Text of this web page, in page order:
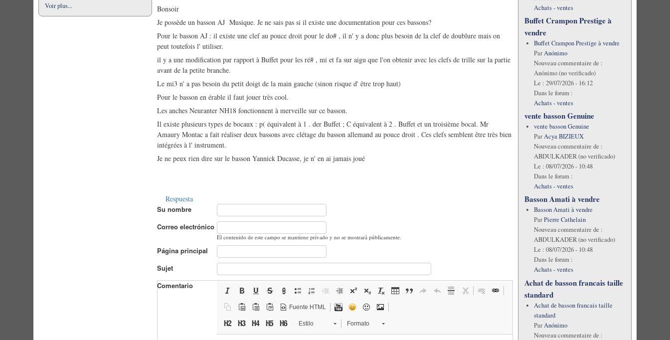
a
Quelqu'un
sait-
il
si
de…
por
Marc
Bonsoir
Je possède un basson AJ Musique. Je ne sais pas si il existe une documentation pour ces bassons?
Pour le basson AJ : il existe une clef au pouce droit pour le do# , il n' y a donc plus besoin de la clef de doublure mais on
peut toutefois l' utiliser.
il y a une modification par rapport à Buffet pour les ré# , mi et fa sur aigu que l'on obtenir avec les clefs de trille sur la partie
avant de la petite branche.
Le mi3 n' a pas besoin du petit doigt de la main gauche (sinon risque d' être trop haut)
Pour le basson en érable il faut jouer très cool.
Les anches Neuranter NH18 fonctionnent à merveille sur ce basson.
Il existe plusieurs types de bocaux : p( équivalent à 1 . der Buffet ; C équivalent à 2 . Buffet et un troisième bocal. Mr
Amaury Montac a fait réaliser deux bassons avec clétage du basson allemand au pouce droit . Ces clefs semblent être très bien
intégrées à l' instrument.
Je ne peux rien dire sur le basson Yannick Ducasse, je n' en ai jamais joué
Respuesta
Su nombre
Correo electrónico
El contenido de este campo se mantiene privado y no se mostrará públicamente.
Página principal
Sujet
Comentario
Fuente HTML
Estilo Formato
Voir plus...
Achats - ventes
Buffet Crampon Prestige à
vendre
Buffet Crampon Prestige à vendre
ParAnónimo
Nouveau commentaire de :
Anónimo (no verificado)
Le : 29/07/2026 - 16:12
Dans le forum :
Achats - ventes
vente basson Genuine
vente basson Genuine
ParAcya BIZIEUX
Nouveau commentaire de :
ABDULKADER (no verificado)
Le : 08/07/2026 - 10:48
Dans le forum :
Achats - ventes
Basson Amati à vendre
Basson Amati à vendre
ParPierre Cathelain
Nouveau commentaire de :
ABDULKADER (no verificado)
Le : 08/07/2026 - 10:48
Dans le forum :
Achats - ventes
Achat de basson francais taille
standard
Achat de basson francais taille
standard
ParAnónimo
Nouveau commentaire de :